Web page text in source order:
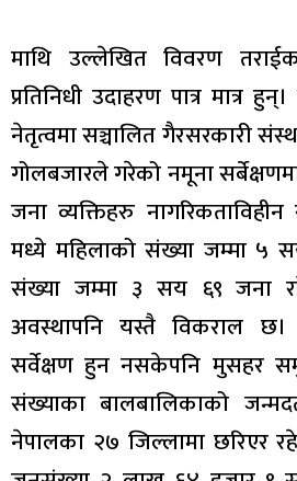
माथि उल्लेखित विवरण
प्रतिनिधी उदाहरण पात्र मात्र
नेतृत्वमा सञ्चालित गैरसरकारी
गोलबजारले गरेको नमूना
जना व्यक्तिहरु
मध्ये महिलाको संख्या जम्मा ५
संख्या जम्मा ३ सय ६९ जना
अवस्थापनि यस्तै विकराल
सर्वेक्षण हुन नसकेपनि मुसहर
संख्याका बालबालिकाको
नेपालका २७ जिल्लामा छरिएर